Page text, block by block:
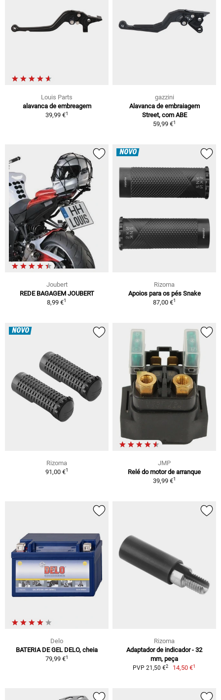
Louis Parts
alavanca de embreagem
39,99 €1
gazzini
Alavanca de embraiagem
Street, com ABE
59,99 €1
Joubert
REDE BAGAGEM JOUBERT
8,99 €1
NOVO
Rizoma
Apoios para os pés Snake
87,00 €1
NOVO
Rizoma
91,00 €1
JMP
Relé do motor de arranque
39,99 €1
Delo
BATERIA DE GEL DELO, cheia
79,99 €1
Rizoma
Adaptador de indicador - 32
mm, peça
PVP 21,50 €2 14,50 €1